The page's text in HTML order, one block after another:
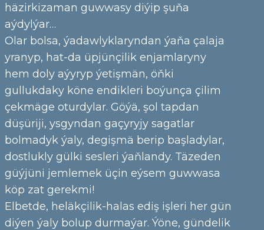
häzirkizaman guwwasy diýip şuňa
aýdylýar…
Olar bolsa, ýadawlyklaryndan ýaňa çalaja
yranyp, hat-da üpjünçilik enjamlaryny
hem doly aýyryp ýetişmän, öňki
gullukdaky köne endikleri boýunça çilim
çekmäge oturdylar. Göýä, şol tapdan
düşüriji, ysgyndan gaçyryjy sagatlar
bolmadyk ýaly, degişmä berip başladylar,
dostlukly gülki sesleri ýaňlandy. Täzeden
güýjüni jemlemek üçin eýsem guwwasa
köp zat gerekmi!
Elbetde, heläkçilik-halas ediş işleri her gün
diýen ýaly bolup durmaýar. Ýöne, gündelik